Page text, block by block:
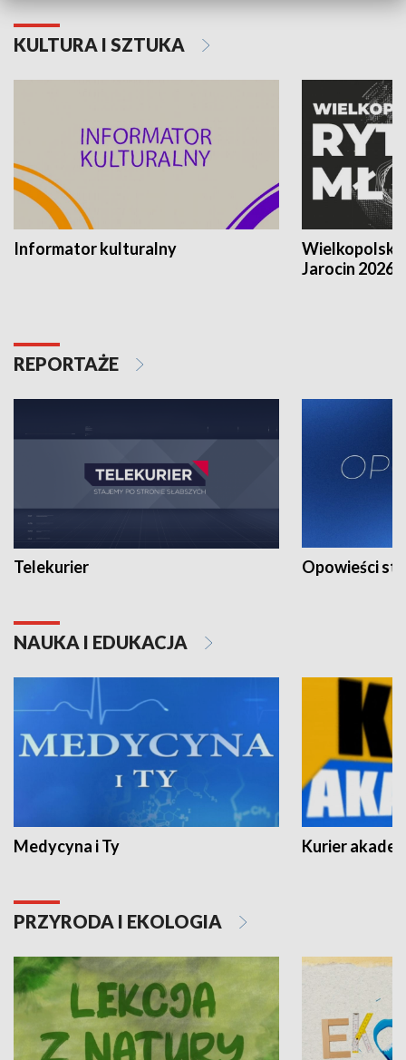
KULTURA I SZTUKA
Informator kulturalny
Jarocin 2026
REPORTAŻE
Telekurier Opowieści
NAUKA I EDUKACJA
Medycyna i Ty Kurier
PRZYRODA I EKOLOGIA